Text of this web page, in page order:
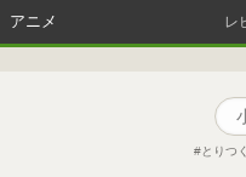
アニメ レ
とりつ